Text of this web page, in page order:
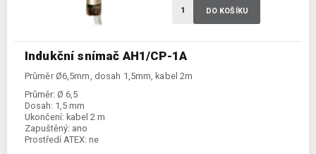
Indukční snímač AH1/CP-1A
Průměr Ø6,5mm, dosah 1,5mm, kabel 2m
Průměr: Ø 6,5
Dosah: 1,5 mm
Ukončení: kabel 2 m
Zapuštěný: ano
Prostředí ATEX: ne
DO KOŠÍKU